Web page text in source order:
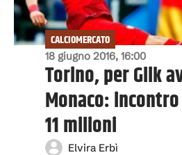
18 giugno 2016, 16:00
CALCIOMERCATO
Torino, per Glik
Monaco:
11 milioni
Elvira Erbì